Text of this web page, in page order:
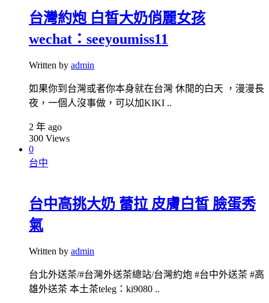
台灣約炮 白皙大奶俏麗女孩
wechat：seeyoumiss11
Written by admin
如果你到台灣或者你本身就在台灣 休閒的白天 ，漫漫長
夜，一個人沒事做，可以加KIKI ..
2 年 ago
300 Views
0
台中
台中高挑大奶 蕾拉 皮膚白皙 臉蛋秀
氣
Written by admin
台北外送茶/#台灣外送茶總站/台灣約炮 #台中外送茶 #高
雄外送茶 本土茶teleg：ki9080 ..